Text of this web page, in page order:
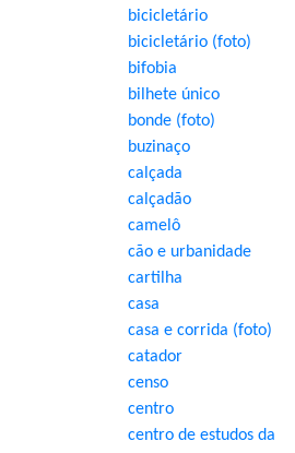
bicicletário
bicicletário (foto)
bifobia
bilhete único
bonde (foto)
buzinaço
calçada
calçadão
camelô
cão e urbanidade
cartilha
casa
casa e corrida (foto)
catador
censo
centro
centro de estudos da